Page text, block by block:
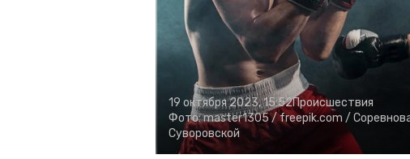
19 октября 2023, 15:52Происшествия
Фото:master1305 /freepik.com /
Суворовской